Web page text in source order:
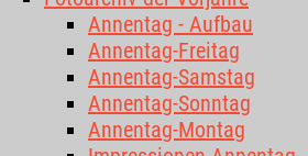
Annentag - Aufbau
Annentag-Freitag
Annentag-Samstag
Annentag-Sonntag
Annentag-Montag